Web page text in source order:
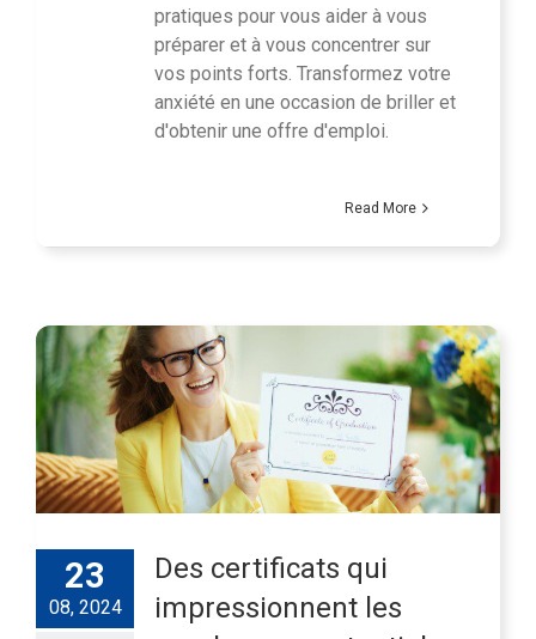
pratiques pour vous aider à vous
préparer et à vous concentrer sur
vos points forts. Transformez votre
anxiété en une occasion de briller et
d'obtenir une offre d'emploi.
Read More
23
08, 2024
Des certificats qui
impressionnent les